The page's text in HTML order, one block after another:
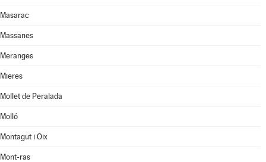
Masarac
Massanes
Meranges
Mieres
Mollet de Peralada
Molló
Montagut i Oix
Mont-ras